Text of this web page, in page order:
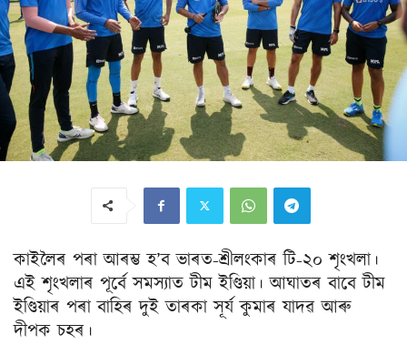
কাইলৈৰ পৰা আৰম্ভ হ’ব ভাৰত-শ্ৰীলংকাৰ টি-২০ শৃংখলা।
এই শৃংখলাৰ পূৰ্বে সমস্যাত টীম ইণ্ডিয়া। আঘাতৰ বাবে টীম
ইণ্ডিয়াৰ পৰা বাহিৰ দুই তাৰকা সূৰ্য কুমাৰ যাদৱ আৰু
দীপক চহৰ।